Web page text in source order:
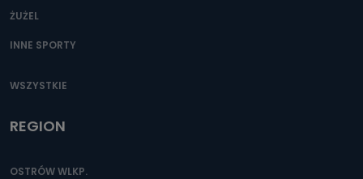
ŻUŻEL
INNE SPORTY
WSZYSTKIE
REGION
OSTRÓW WLKP.